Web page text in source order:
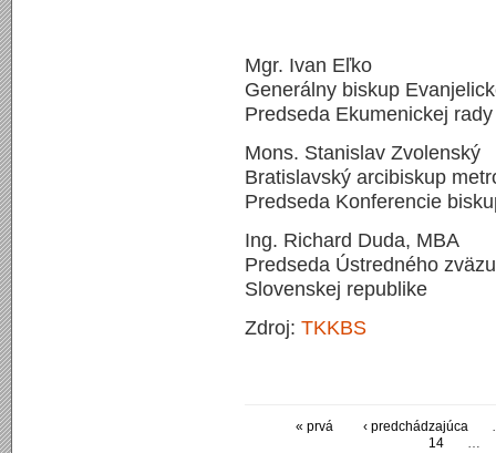
Mgr. Ivan Eľko
Generálny biskup
Predseda Ekumenickej
Mons. Stanislav Zvolenský
Bratislavský arcibiskup
Predseda Konferencie
Ing. Richard Duda, MBA
Predseda Ústredného
Slovenskej republike
Zdroj: TKKBS
« prvá ‹ predchádzajúca
14
…